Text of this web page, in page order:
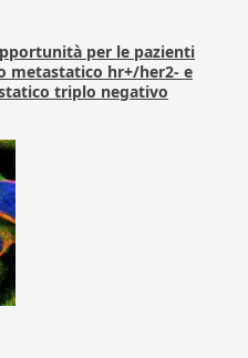
per le pazienti
metastatico hr+/her2- e
triplo negativo